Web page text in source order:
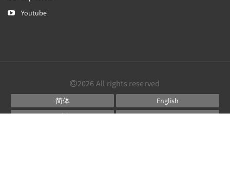
Youtube
2026 All rights reserved
简体
English
日本語
Português